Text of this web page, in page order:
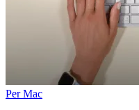
Per Mac